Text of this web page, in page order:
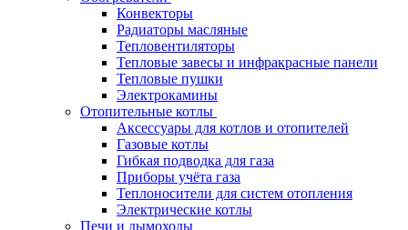
Конвекторы
Радиаторы масляные
Тепловентиляторы
Тепловые завесы и инфракрасные панели
Тепловые пушки
Электрокамины
Отопительные котлы
Аксессуары для котлов и отопителей
Газовые котлы
Гибкая подводка для газа
Приборы учёта газа
Теплоносители для систем отопления
Электрические котлы
Печи и дымоходы